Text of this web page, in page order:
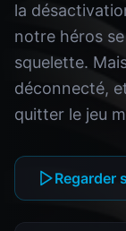
la
notre héros
squelette.
déconnecté,
quitter le jeu
Regarder